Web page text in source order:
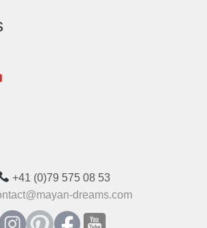
+41 (0)79 575 08 53
dreams.com